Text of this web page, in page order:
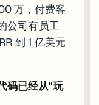
Cursor
中等（需要你确认
）
万，付费客
公司有员工
到 1 亿美元
码已经从"玩